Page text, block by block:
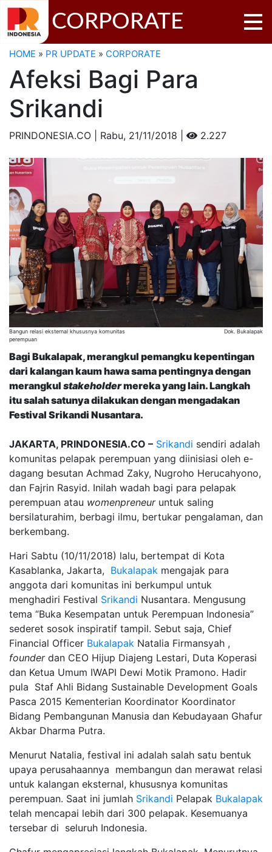
CORPORATE
HOME » PR UPDATE » CORPORATE
Afeksi Bagi Para
Srikandi
PRINDONESIA.CO | Rabu, 21/11/2018 | 2.227
Bangun relasi eksternal khususnya komunitas
perempuan
Dok. Bukalapak
Bagi Bukalapak, merangkul pemangku kepentingan
dari kalangan kaum hawa sama pentingnya dengan
merangkul stakeholdermereka yang lain. Langkah
itu salah satunya dilakukan dengan mengadakan
Festival Srikandi Nusantara.
JAKARTA, PRINDONESIA.CO – Srikandi sendiri adalah
komunitas pelapak perempuan yang diinisiasi oleh e-
dagang besutan Achmad Zaky, Nugroho Herucahyono,
dan Fajrin Rasyid. Inilah wadah bagi para pelapak
perempuan atau womenpreneuruntuk saling
bersilaturahim, berbagi ilmu, bertukar pengalaman, dan
berkembang.
Hari Sabtu (10/11/2018) lalu, bertempat di Kota
Kasablanka, Jakarta, Bukalapak mengajak para
anggota dari komunitas ini berkumpul untuk
menghadiri Festival Srikandi Nusantara. Mengusung
tema “Buka Kesempatan untuk Perempuan Indonesia”
sederet sosok inspiratif tampil. Sebut saja, Chief
Financial Officer Bukalapak Natalia Firmansyah ,
founderdan CEO Hijup Diajeng Lestari, Duta Koperasi
dan Ketua Umum IWAPI Dewi Motik Pramono. Hadir
pula Staf Ahli Bidang Sustainable Development Goals
Pasca 2015 Kementerian Koordinator Koordinator
Bidang Pembangunan Manusia dan Kebudayaan Ghafur
Akbar Dharma Putra.
Menurut Natalia, festival ini adalah salah satu bentuk
upaya perusahaannya membangun dan merawat relasi
untuk kalangan eksternal, khususnya komunitas
perempuan. Saat ini jumlah Srikandi Pelapak Bukalapak
telah mencapai lebih dari 300 pelapak. Kesemuanya
tersebar di seluruh Indonesia.